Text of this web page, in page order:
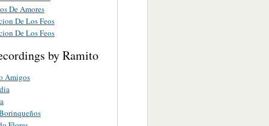
De Amores
De Los Feos
De Los Feos
by Ramito
Amigos